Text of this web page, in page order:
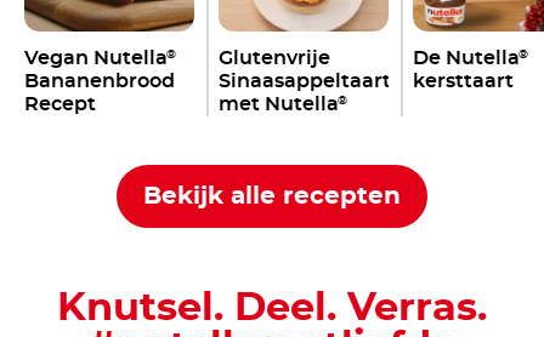
Vegan Nutella®
Bananenbrood
Recept
Glutenvrije
Sinaasappeltaart
met Nutella®
De Nutella®
kersttaart
Bekijk alle recepten
Knutsel. Deel. Verras.